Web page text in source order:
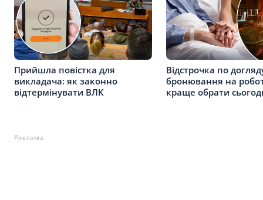
Прийшла повістка для
викладача: як законно
відтермінувати ВЛК
Відстрочка по
бронювання на
краще обрати
Реклама